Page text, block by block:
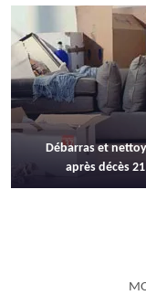
Débarras et
après décès 21